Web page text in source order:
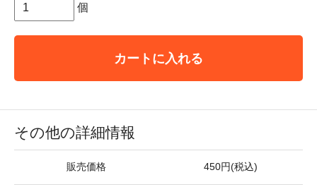
個
カートに入れる
その他の詳細情報
販売価格 450円(税込)